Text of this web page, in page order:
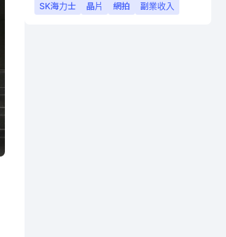
SK海力士
晶片 網拍 副業收入